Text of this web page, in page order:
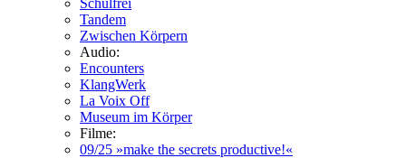
Schulfrei
Tandem
Zwischen Körpern
Audio:
Encounters
KlangWerk
La Voix Off
Museum im Körper
Filme:
09/25 »make the secrets productive!«